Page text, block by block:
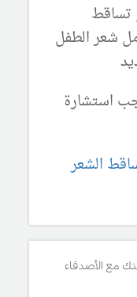
شعر الطفل
استشارة
الشعر
مع الأصدقاء